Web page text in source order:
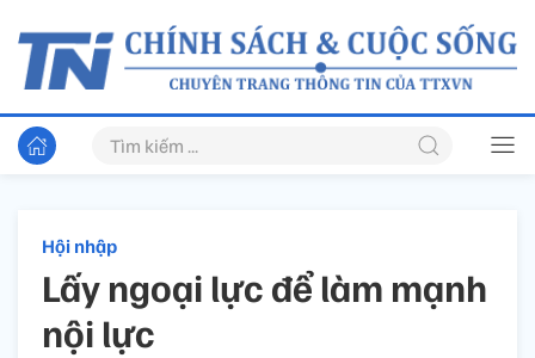
Hội nhập
Lấy ngoại lực để làm mạnh
nội lực